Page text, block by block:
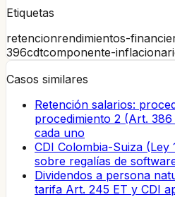
Etiquetas
retencionrendimientos-
396cdtcomponente-
Casos similares
Retención salarios:
procedimiento 2 (Art.
cada uno
CDI Colombia-Suiza
sobre regalías de
Dividendos a persona
tarifa Art. 245 ET y CDI